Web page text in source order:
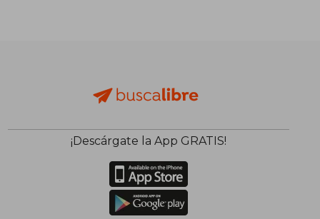
¡Descárgate la App GRATIS!